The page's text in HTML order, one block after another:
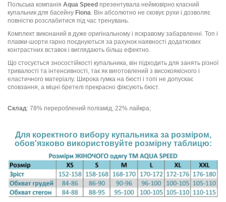
Польська компанія Aqua Speed презентувала неймовірно класний
купальник для басейну Fiona. Він абсолютно не сковує рухи і дозволяє
повністю розслабитися під час тренувань.
Комплект виконаний в дуже оригінальному і яскравому забарвленні. Топ і
плавки-шорти гарно поєднуються за рахунок наявності додаткових
контрастних вставок і виглядають більш ефектно.
Що стосується зносостійкості купальника, він підходить для занять різної
тривалості та інтенсивності, так як виготовлений з високоякісного і
еластичного матеріалу. Широка гумка на бюсті і топі не допускає
сповзання, а міцні бретелі прекрасно фіксують бюст.
Склад: 78% перероблений поліамід, 22% лайкра;
Для коректного вибору купальника за розміром,
обов'язково використовуйте розмірну таблицю: